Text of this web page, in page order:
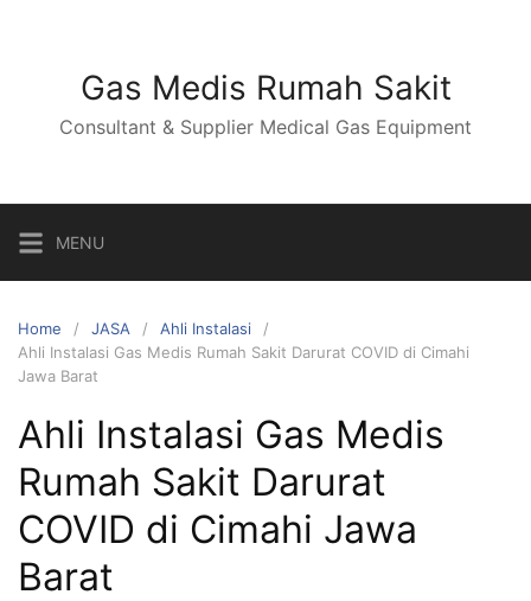
Gas Medis Rumah Sakit
Consultant & Supplier Medical Gas Equipment
MENU
Home JASA
Ahli Instalasi
Ahli Instalasi Gas Medis Rumah Sakit Darurat COVID di Cimahi
Jawa Barat
Ahli Instalasi Gas Medis
Rumah Sakit Darurat
COVID di Cimahi Jawa
Barat